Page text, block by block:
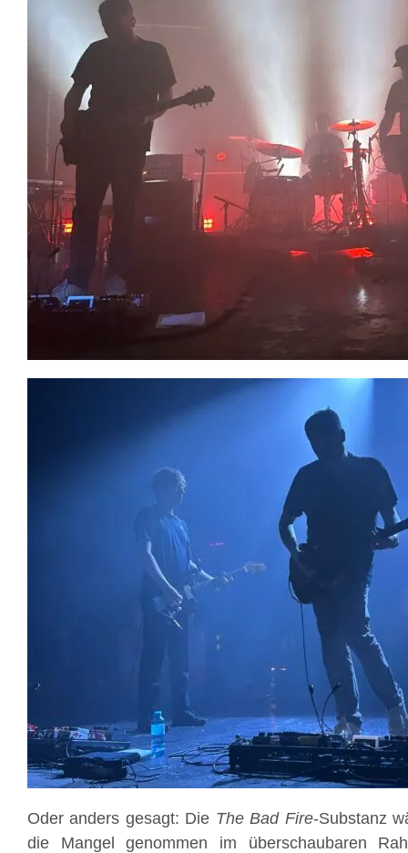
Oder anders gesagt: Die The Bad Fire-Substanz
die Mangel genommen im überschaubaren